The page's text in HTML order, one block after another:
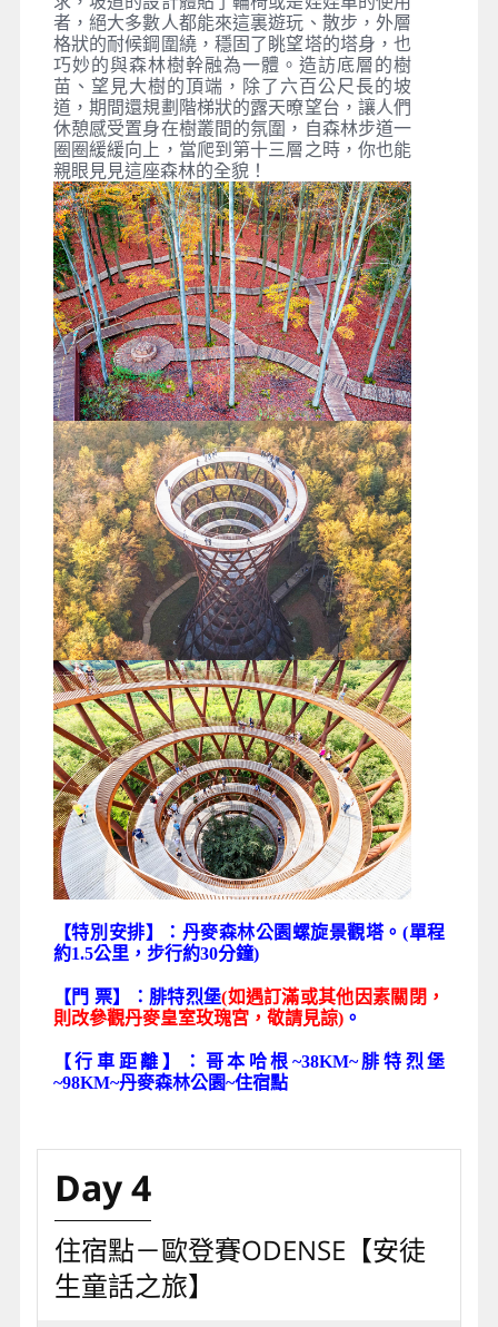
杜拜／哥本哈根
COPENHAGEN【丹麥首都－童
話王國】
早餐：機上輕食
午餐：機上輕食
晚餐：中式七菜一湯+水果
住宿：SCANDIC或COMWELL或AC HOTEL 或同等級
哥本哈根
哥本哈根的古丹麥語意為商人之港，控制著波
羅的海出口的奧勒森灣，商業發展繁盛，是重
要的航運轉點，17世紀經過熱愛建築的丹麥國
王克里斯提安四世改造，城市洋溢著文藝復興
風格的建築，19世紀後經過安徒生和市區蒂沃
利樂園的加持，「童話首都」的美名不脛而
走，如今前來哥本哈根拜訪小美人魚雕像的遊
客如織，更同時可感受到哥本哈根市區熱鬧繁
榮的氛圍。